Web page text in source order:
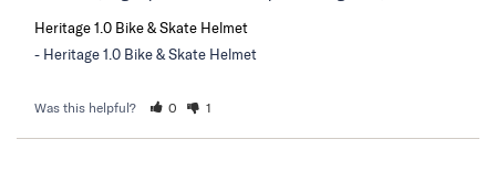
Heritage 1.0 Bike & Skate Helmet
Heritage 1.0 Bike & Skate Helmet
Was this helpful? 0 1